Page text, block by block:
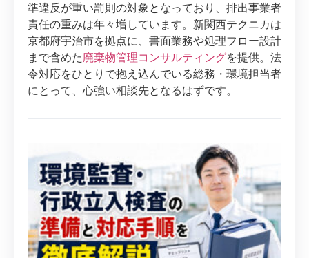
準違反が重い罰則の対象となっており、排出事業者
責任の重みは年々増しています。新関西テクニカは
京都府宇治市を拠点に、書面業務や処理フロー設計
まで含めた廃棄物管理コンサルティングを提供。法
令対応をひとりで抱え込んでいる総務・環境担当者
にとって、心強い相談先となるはずです。